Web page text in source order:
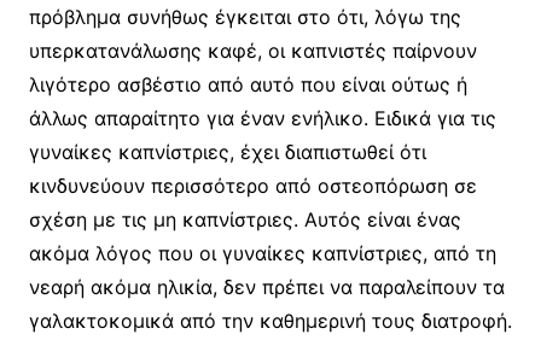
πρόβλημα συνήθως έγκειται στο ότι, λόγω της
υπερκατανάλωσης καφέ, οι καπνιστές παίρνουν
λιγότερο ασβέστιο από αυτό που είναι ούτως ή
άλλως απαραίτητο για έναν ενήλικο. Eιδικά για τις
γυναίκες καπνίστριες, έχει διαπιστωθεί ότι
κινδυνεύουν περισσότερο από οστεοπόρωση σε
σχέση με τις μη καπνίστριες. Aυτός είναι ένας
ακόμα λόγος που οι γυναίκες καπνίστριες, από τη
νεαρή ακόμα ηλικία, δεν πρέπει να παραλείπουν τα
γαλακτοκομικά από την καθημερινή τους διατροφή.